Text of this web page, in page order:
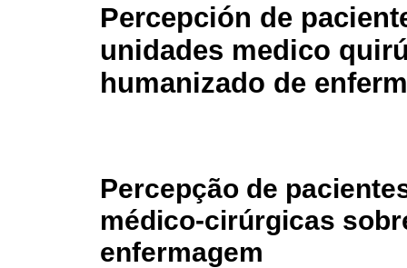
Percepción de
unidades medico
humanizado de
Percepção de
médico-cirúrgicas
enfermagem